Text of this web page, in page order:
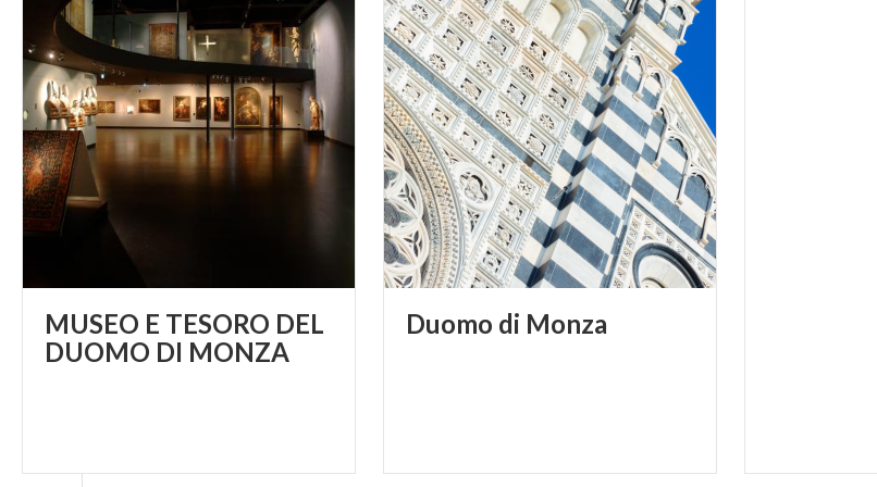
Die Eiserne Krone, eines der wichtigsten und bedeutendsten
gesamten Geschichte des Abendlandes, wird im Altar der
aufbewahrt.
Die Eiserne Krone hat sich auf wundersame Weise vom
erhalten; sie besteht aus sechs Goldplatten - verziert mit
Edelstein- und Emaileinfassungen -, die in ihrem Inneren
dem sie ihren Namen "ferrea" hat, den eine antike
Ambrosius Ende des 4. Jahrhunderts berichtet wird, mit
Jahr 326 auf einer Reise nach Palästina gefunden und in das
MUSEO E TESORO DEL
DUOMO DI MONZA
Duomo di Monza